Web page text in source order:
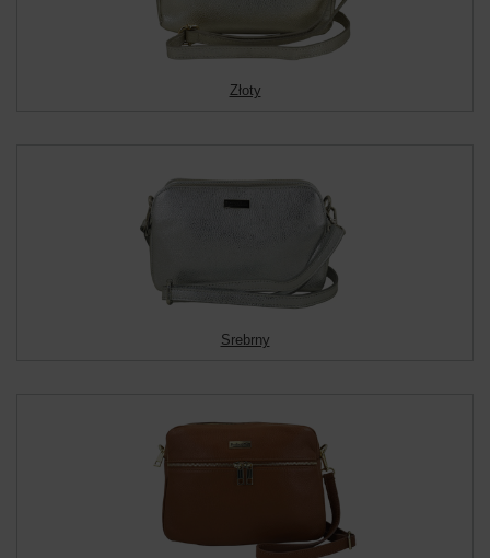
Złoty
Srebrny